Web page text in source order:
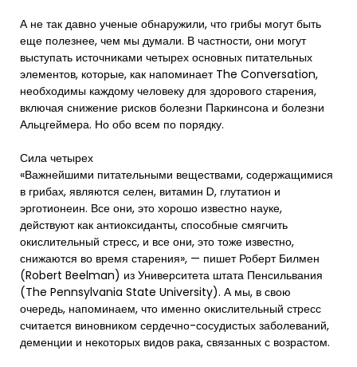
А не так давно ученые обнаружили, что грибы могут быть
еще полезнее, чем мы думали. В частности, они могут
выступать источниками четырех основных питательных
элементов, которые, как напоминает The Conversation,
необходимы каждому человеку для здорового старения,
включая снижение рисков болезни Паркинсона и болезни
Альцгеймера. Но обо всем по порядку.
Сила четырех
«Важнейшими питательными веществами, содержащимися
в грибах, являются селен, витамин D, глутатион и
эрготионеин. Все они, это хорошо известно науке,
действуют как антиоксиданты, способные смягчить
окислительный стресс, и все они, это тоже известно,
снижаются во время старения», — пишет Роберт Билмен
(Robert Beelman) из Университета штата Пенсильвания
(The Pennsylvania State University). А мы, в свою
очередь, напоминаем, что именно окислительный стресс
считается виновником сердечно-сосудистых заболеваний,
деменции и некоторых видов рака, связанных с возрастом.